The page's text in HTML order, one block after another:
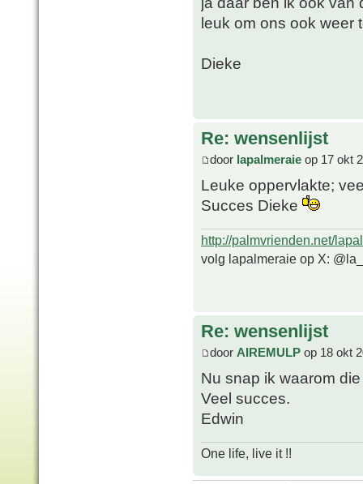
leuk om ons ook weer
Dieke
Re: wensenlijst
door lapalmeraie op 17 okt
Leuke oppervlakte;
Succes Dieke
http://palmvrienden.net/
volg lapalmeraie op X:
Re: wensenlijst
door AIREMULP op 18 okt
Nu snap ik waarom
Veel succes.
Edwin
One life, live it !!